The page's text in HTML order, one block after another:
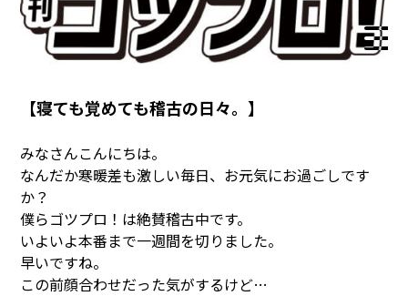
【寝ても覚めても稽古の日々。】
みなさんこんにちは。
なんだか寒暖差も激しい毎日、お元気にお過ごしです
か？
僕らゴツプロ！は絶賛稽古中です。
いよいよ本番まで一週間を切りました。
早いですね。
この前顔合わせだった気がするけど…